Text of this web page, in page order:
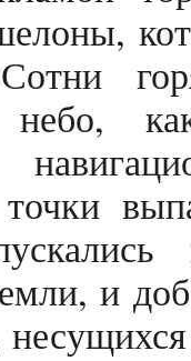
небо,
и